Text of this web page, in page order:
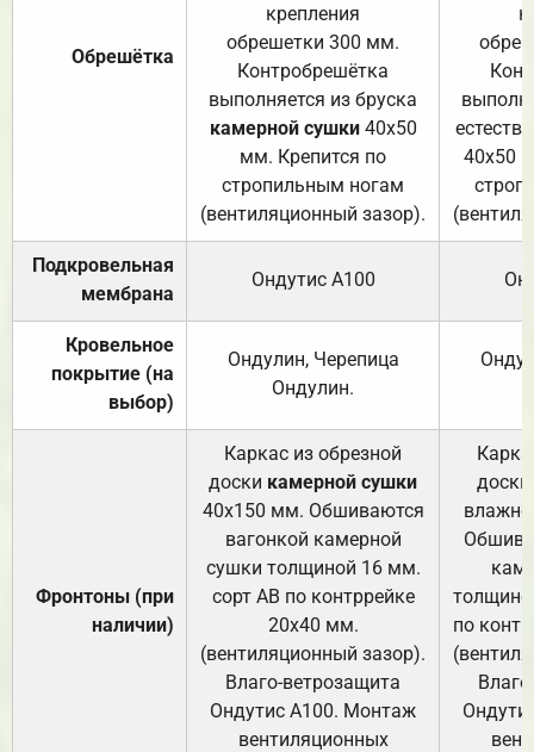
Обрешётка
крепления
обрешетки 300 мм.
Контробрешётка
выполняется из бруска
камерной сушки40х50
мм. Крепится по
стропильным ногам
(вентиляционный зазор).
40х50
Подкровельная
мембрана
Ондутис А100
Кровельное
покрытие (на
выбор)
Ондулин, Черепица
Ондулин.
Фронтоны (при
наличии)
Каркас из обрезной
доски камерной сушки
40х150 мм. Обшиваются
вагонкой камерной
сушки толщиной 16 мм.
сорт АВ по контррейке
20х40 мм.
(вентиляционный зазор).
Влаго-ветрозащита
Ондутис А100. Монтаж
вентиляционных
доски
по